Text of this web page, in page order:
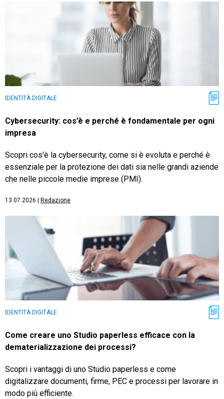
IDENTITÀ DIGITALE
Cybersecurity: cos’è e perché è fondamentale per ogni
impresa
Scopri cos'è la cybersecurity, come si è evoluta e perché è
essenziale per la protezione dei dati sia nelle grandi aziende
che nelle piccole medie imprese (PMI).
13.07.2026 Redazione
IDENTITÀ DIGITALE
Come creare uno Studio paperless efficace con la
dematerializzazione dei processi?
Scopri i vantaggi di uno Studio paperless e come
digitalizzare documenti, firme, PEC e processi per lavorare in
modo più efficiente.